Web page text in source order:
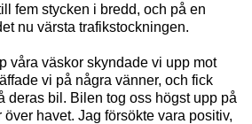
fem stycken i bredd, och på en
nu värsta trafikstockningen.
våra väskor skyndade vi upp mot
vi på några vänner, och fick
deras bil. Bilen tog oss högst upp på
havet. Jag försökte vara positiv,